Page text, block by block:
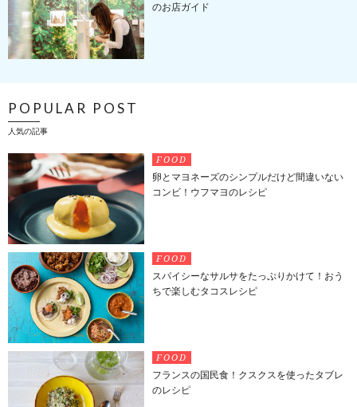
のお店ガイド
POPULAR POST
人気の記事
FOOD
卵とマヨネーズのシンプルだけど間違いない
コンビ！ウフマヨのレシピ
FOOD
スパイシーなサルサをたっぷりかけて！おう
ちで楽しむタコスレシピ
FOOD
フランスの国民食！クスクスを使ったタブレ
のレシピ